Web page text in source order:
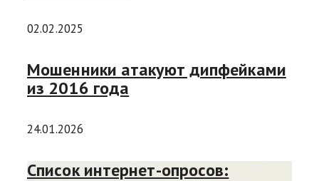
02.02.2025
Мошенники атакуют дипфейками
из 2016 года
24.01.2026
Список интернет-опросов: